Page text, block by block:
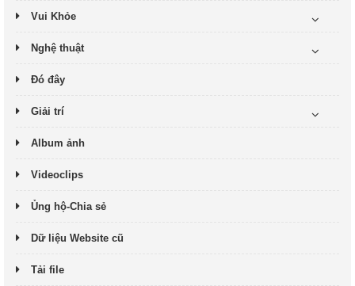
Vui Khỏe
Nghệ thuật
Đó đây
Giải trí
Album ảnh
Videoclips
Ủng hộ-Chia sẻ
Dữ liệu Website cũ
Tải file